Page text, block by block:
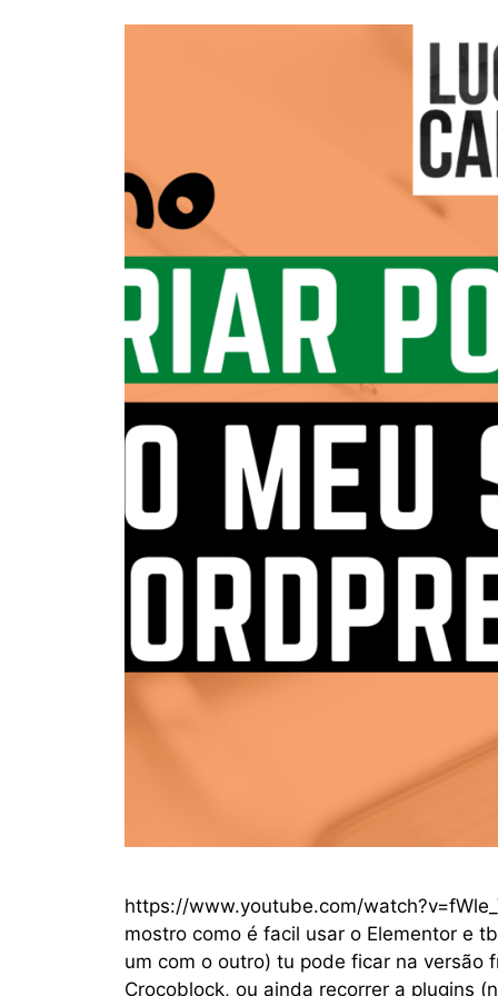
https://www.youtube.com/
mostro como é facil usar o Elementor e
um com o outro) tu pode ficar na versão
Crocoblock, ou ainda recorrer a plugins